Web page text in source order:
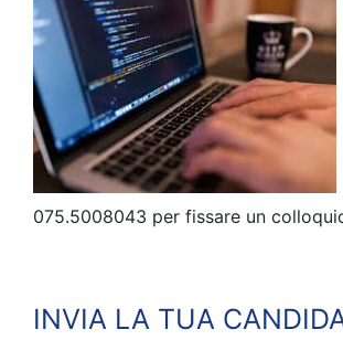
075.5008043 per fissare un
INVIA LA TUA